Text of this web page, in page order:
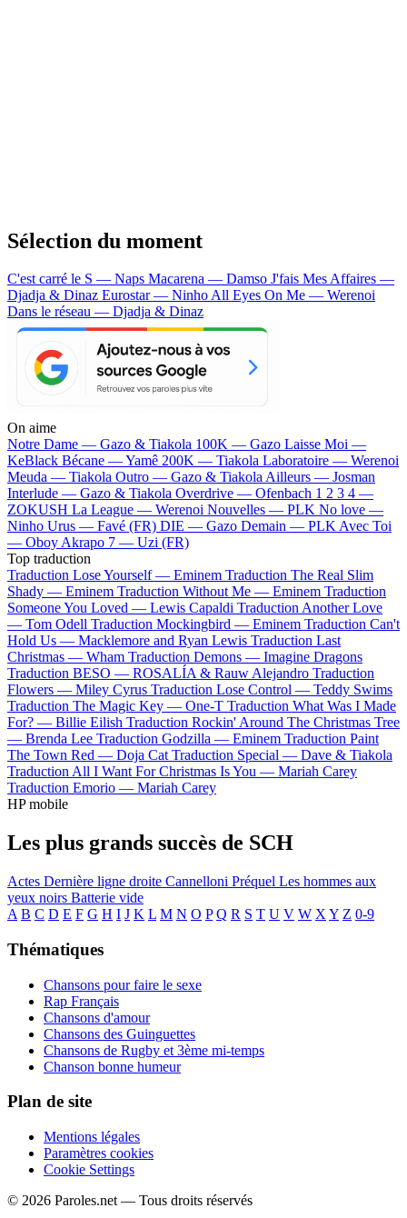
Sélection du moment
C'est carré le S — Naps Macarena — Damso J'fais Mes Affaires —
Djadja & Dinaz Eurostar — NinhoAll Eyes On Me — Werenoi
Dans le réseau — Djadja & Dinaz
On aime
Notre Dame — Gazo & Tiakola 100K — Gazo Laisse Moi —
KeBlack Bécane —Yamê 200K — Tiakola Laboratoire — Werenoi
Meuda — Tiakola Outro — Gazo & TiakolaAilleurs — Josman
Interlude — Gazo & Tiakola Overdrive — Ofenbach 1 2 3 4 —
ZOKUSH La League — Werenoi Nouvelles — PLK No love —
Ninho Urus — Favé (FR) DIE — Gazo Demain — PLKAvec Toi
— OboyAkrapo 7 — Uzi (FR)
Top traduction
Traduction Lose Yourself — Eminem Traduction The Real Slim
Shady — Eminem Traduction Without Me — Eminem Traduction
Someone You Loved — Lewis Capaldi Traduction Another Love
— Tom Odell Traduction Mockingbird — Eminem Traduction Can't
Hold Us — Macklemore and Ryan Lewis Traduction Last
Christmas — Wham Traduction Demons — Imagine Dragons
Traduction BESO — ROSALÍA & Rauw Alejandro Traduction
Flowers — Miley Cyrus Traduction Lose Control — Teddy Swims
Traduction The Magic Key — One-T Traduction What Was I Made
For? — Billie Eilish Traduction Rockin' Around The Christmas Tree
— Brenda Lee Traduction Godzilla — Eminem Traduction Paint
The Town Red — Doja Cat Traduction Special — Dave & Tiakola
Traduction All I Want For Christmas Is You — Mariah Carey
Traduction Emorio — Mariah Carey
HP mobile
Les plus grands succès de SCH
Actes Dernière ligne droite Cannelloni Préquel Les hommes aux
yeux noirs Batterie vide
A B C D E F G H I J K L M N O P Q R S T U V W X Y Z 0-9
Thématiques
Chansons pour faire le sexe
Rap Français
Chansons d'amour
Chansons des Guinguettes
Chansons de Rugby et 3ème mi-temps
Chanson bonne humeur
Plan de site
Mentions légales
Paramètres cookies
Cookie Settings
© 2026 Paroles.net — Tous droits réservés